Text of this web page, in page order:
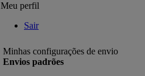
Meu perfil
Sair
Minhas configurações de envio
Envios padrões